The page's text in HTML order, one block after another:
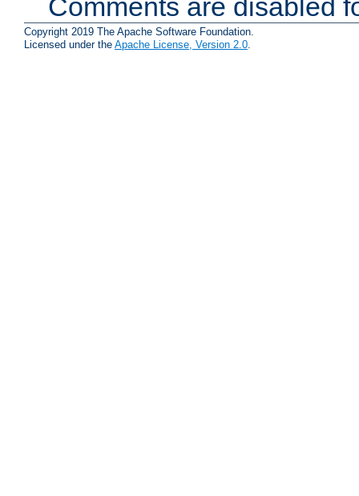
Comments are disabled
Copyright 2019 The Apache Software Foundation.
Licensed under the Apache License, Version 2.0